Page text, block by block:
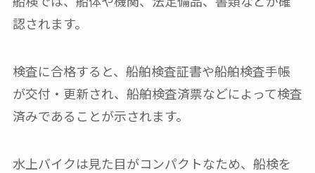
認されます。
検査に合格すると、船舶検査証書や船舶検査手帳
が交付・更新され、船舶検査済票などによって検査
済みであることが示されます。
水上バイクは見た目がコンパクトなため、船検を